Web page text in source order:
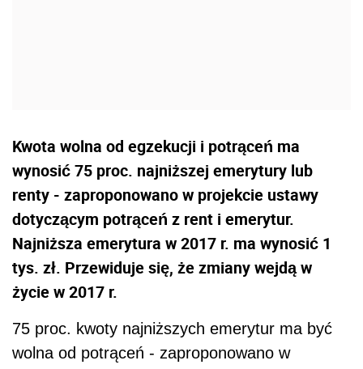
Kwota wolna od egzekucji i potrąceń ma
wynosić 75 proc. najniższej emerytury lub
renty - zaproponowano w projekcie ustawy
dotyczącym potrąceń z rent i emerytur.
Najniższa emerytura w 2017 r. ma wynosić 1
tys. zł. Przewiduje się, że zmiany wejdą w
życie w 2017 r.
75 proc. kwoty najniższych emerytur ma być
wolna od potrąceń - zaproponowano w